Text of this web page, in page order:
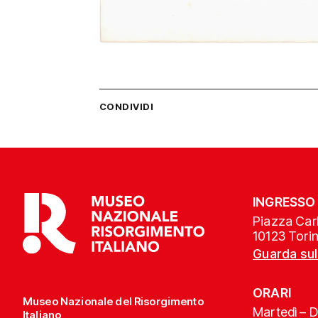
CONDIVIDI
Museo Nazionale del Risorgimento
Italiano
INGRESSO
Piazza
10123
Guarda
ORARI
Martedì –